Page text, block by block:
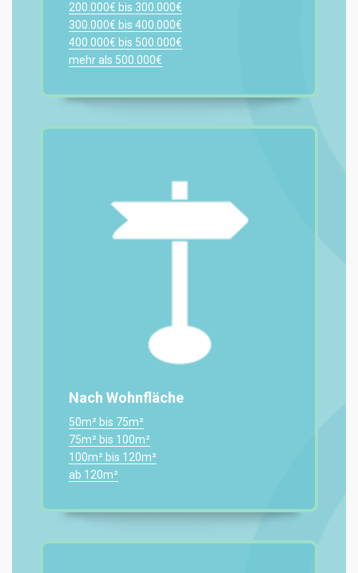
200.000€ bis 300.000€
300.000€ bis 400.000€
400.000€ bis 500.000€
mehr als 500.000€
Nach Wohnfläche
50m² bis 75m²
75m² bis 100m²
100m² bis 120m²
ab 120m²